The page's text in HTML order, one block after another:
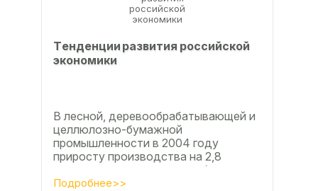
Тeндeнции paзвития poccийcкoй
экoнoмики
В лесной, деревообрабатывающей и
целлюлозно-бумажной
промышленности в 2004 году
приросту производства на 2,8
процента во многом способствовали
развитие тех подотраслей,
Подробнее>>